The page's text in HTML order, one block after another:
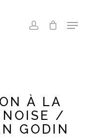
accountMenu
À LA
/
GODIN
Close